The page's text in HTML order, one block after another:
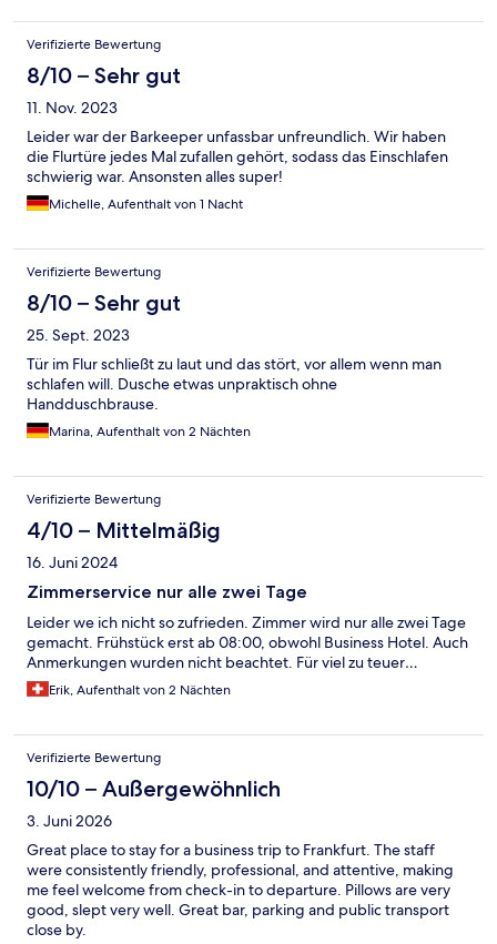
nicht richtig sehen kann. Alles in allem wirkt das Hotelkonzept
nicht gut durchdacht.
Verifizierte Bewertung
8/10 – Sehr gut
11. Nov. 2023
Leider war der Barkeeper unfassbar unfreundlich. Wir haben
die Flurtüre jedes Mal zufallen gehört, sodass das Einschlafen
schwierig war. Ansonsten alles super!
Michelle, Aufenthalt von 1 Nacht
Verifizierte Bewertung
8/10 – Sehr gut
25. Sept. 2023
Tür im Flur schließt zu laut und das stört, vor allem wenn man
schlafen will. Dusche etwas unpraktisch ohne
Handduschbrause.
Marina, Aufenthalt von 2 Nächten
Verifizierte Bewertung
4/10 – Mittelmäßig
16. Juni 2024
Zimmerservice nur alle zwei Tage
Leider we ich nicht so zufrieden. Zimmer wird nur alle zwei Tage
gemacht. Frühstück erst ab 08:00, obwohl Business Hotel. Auch
Anmerkungen wurden nicht beachtet. Für viel zu teuer…
Erik, Aufenthalt von 2 Nächten
Verifizierte Bewertung
10/10 – Außergewöhnlich
3. Juni 2026
Great place to stay for a business trip to Frankfurt. The staff
were consistently friendly, professional, and attentive, making
me feel welcome from check-in to departure. Pillows are very
good, slept very well. Great bar, parking and public transport
close by.